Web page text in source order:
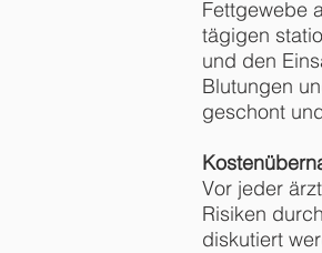
Fettgewebe
tägigen
und den
Blutungen
geschont
Vor jeder
Risiken
diskutiert